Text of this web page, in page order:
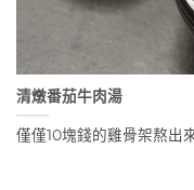
清燉番茄牛肉湯
僅僅10塊錢的雞骨架熬出